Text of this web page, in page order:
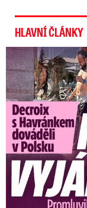
HLAVNÍ ČLÁNKY
Exministryně s